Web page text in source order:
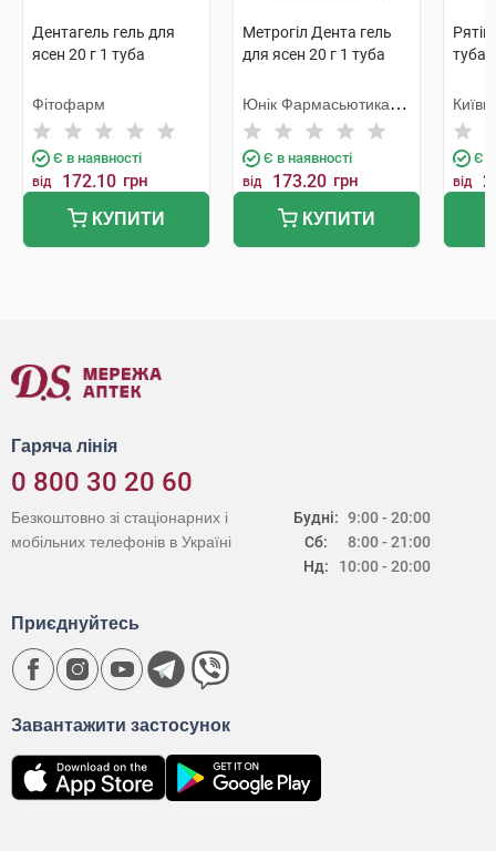
Дентагель гель для
ясен 20 г 1 туба
Фітофарм
Є в наявності
від 172.10 грн
КУПИТИ
Метрогіл Дента гель
для ясен 20 г 1 туба
Юнік Фармасьютикал
Лабораторіз
Є в наявності
від 173.20 грн
КУПИТИ
туба
Є в
від
Гаряча лінія
0 800 30 20 60
Будні:
Сб:
Нд:
9:00 - 20:00
8:00 - 21:00
10:00 - 20:00
Безкоштовно зі стаціонарних і
мобільних телефонів в Україні
Завантажити застосунок
Приєднуйтесь